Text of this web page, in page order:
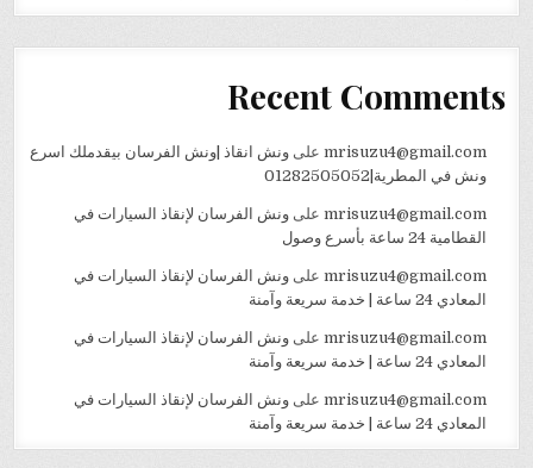
Recent Comments
mrisuzu4@gmail.comعلى ونش انقاذ |ونش الفرسان بيقدملك اسرع
ونش في المطرية|01282505052
mrisuzu4@gmail.comعلى ونش الفرسان لإنقاذ السيارات في
القطامية 24 ساعة بأسرع وصول
mrisuzu4@gmail.comعلى ونش الفرسان لإنقاذ السيارات في
المعادي 24 ساعة | خدمة سريعة وآمنة
mrisuzu4@gmail.comعلى ونش الفرسان لإنقاذ السيارات في
المعادي 24 ساعة | خدمة سريعة وآمنة
mrisuzu4@gmail.comعلى ونش الفرسان لإنقاذ السيارات في
المعادي 24 ساعة | خدمة سريعة وآمنة